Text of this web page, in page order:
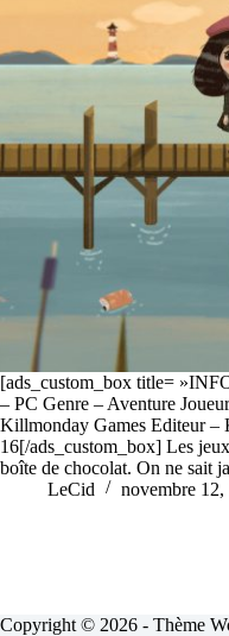
[ads_custom_box title=
– PC Genre – Aventure
Killmonday Games Editeur –
16[/ads_custom_box] Les
boîte de chocolat. On ne sait
LeCid
novembre 12,
Copyright © 2026 - Thème